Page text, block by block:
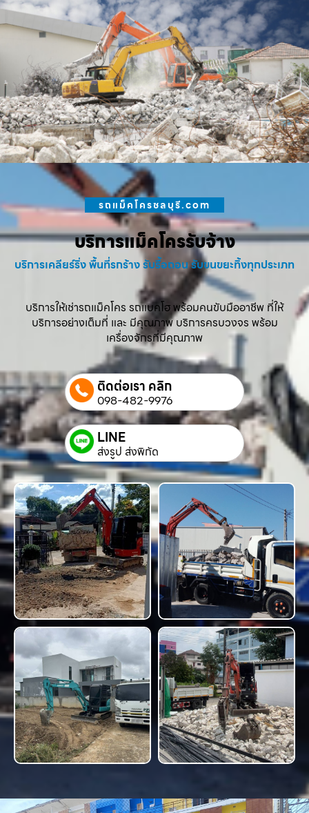
รถแม็คโครชลบุรี.com
บริการแม็คโครรับจ้าง
บริการเคลียร์ริ่ง พื้นที่รกร้าง รับรื้อถอน รับขนขยะทิ้งทุกประเภท
บริการให้เช่ารถแม็คโคร รถแบคโฮ พร้อมคนขับมืออาชีพ ที่ให้
บริการอย่างเต็มที่ และ มีคุณภาพ บริการครบวงจร พร้อม
เครื่องจักรที่มีคุณภาพ
ติดต่อเรา คลิก
098-482-9976
LINE
ส่งรูป ส่งพิกัด